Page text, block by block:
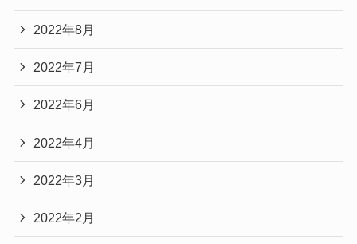
2022年8月
2022年7月
2022年6月
2022年4月
2022年3月
2022年2月